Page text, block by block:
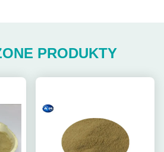
PRODUKTY